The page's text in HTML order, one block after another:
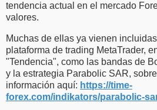
tendencia actual en el mercado
valores.
Muchas de ellas ya vienen
plataforma de trading MetaTrader,
"Tendencia", como las bandas de
y la estrategia Parabolic SAR,
información aquí: https://time-
forex.com/indikators/parabolic-